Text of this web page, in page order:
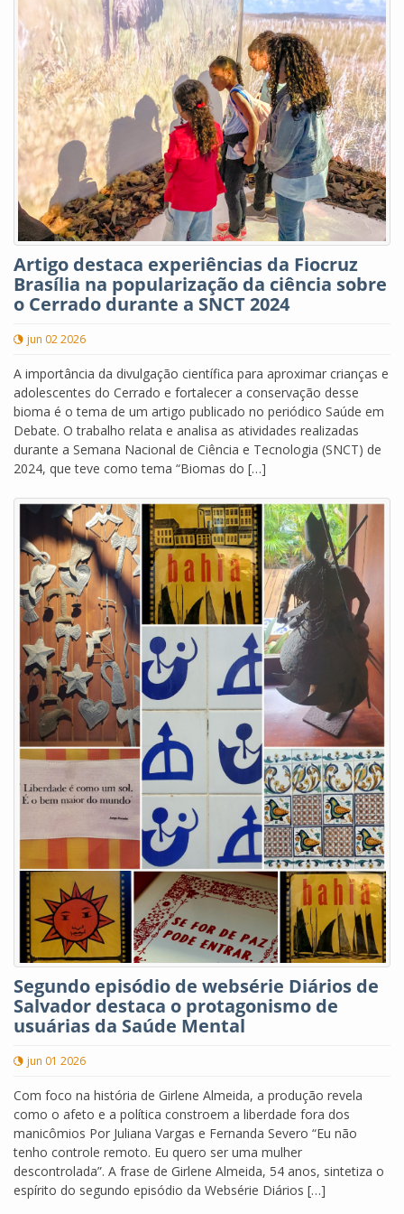
Artigo destaca experiências da Fiocruz
Brasília na popularização da ciência sobre
o Cerrado durante a SNCT 2024
jun 02 2026
A importância da divulgação científica para aproximar crianças e
adolescentes do Cerrado e fortalecer a conservação desse
bioma é o tema de um artigo publicado no periódico Saúde em
Debate. O trabalho relata e analisa as atividades realizadas
durante a Semana Nacional de Ciência e Tecnologia (SNCT) de
2024, que teve como tema “Biomas do […]
Segundo episódio de websérie Diários de
Salvador destaca o protagonismo de
usuárias da Saúde Mental
jun 01 2026
Com foco na história de Girlene Almeida, a produção revela
como o afeto e a política constroem a liberdade fora dos
manicômios Por Juliana Vargas e Fernanda Severo “Eu não
tenho controle remoto. Eu quero ser uma mulher
descontrolada”. A frase de Girlene Almeida, 54 anos, sintetiza o
espírito do segundo episódio da Websérie Diários […]